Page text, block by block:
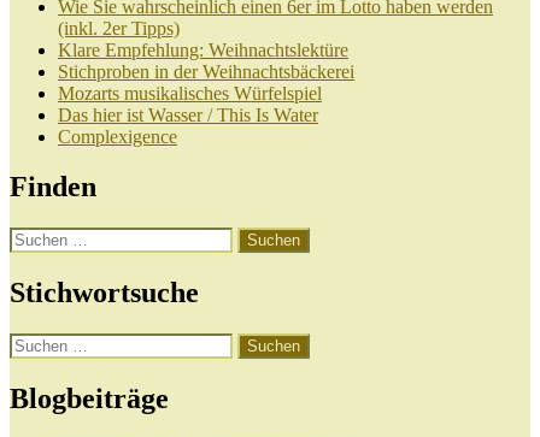
Wie Sie wahrscheinlich einen 6er im Lotto haben werden
(inkl. 2er Tipps)
Klare Empfehlung: Weihnachtslektüre
Stichproben in der Weihnachtsbäckerei
Mozarts musikalisches Würfelspiel
Das hier ist Wasser / This Is Water
Complexigence
Finden
Suchen
nach:
Stichwortsuche
Suchen
nach:
Blogbeiträge